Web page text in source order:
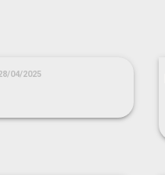
04/2025